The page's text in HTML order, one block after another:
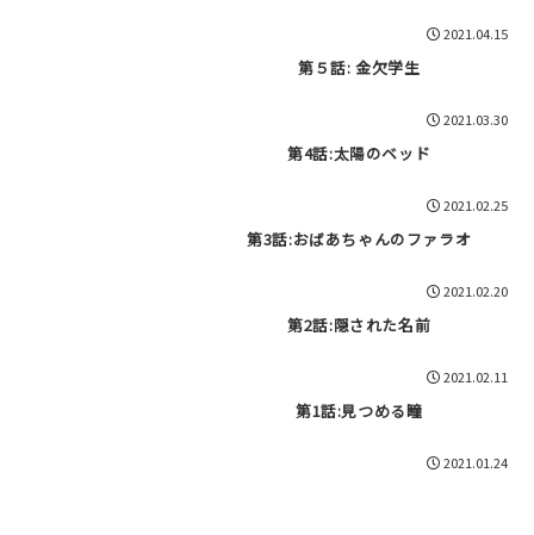
2021.04.15
第５話: 金欠学生
2021.03.30
第4話:太陽のベッド
2021.02.25
第3話:おばあちゃんのファラオ
2021.02.20
第2話:隠された名前
2021.02.11
第1話:見つめる瞳
2021.01.24